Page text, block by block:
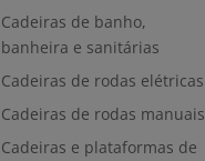
Cadeiras de banho,
banheira e sanitárias
Cadeiras de rodas elétricas
Cadeiras de rodas manuais
Cadeiras e plataformas de